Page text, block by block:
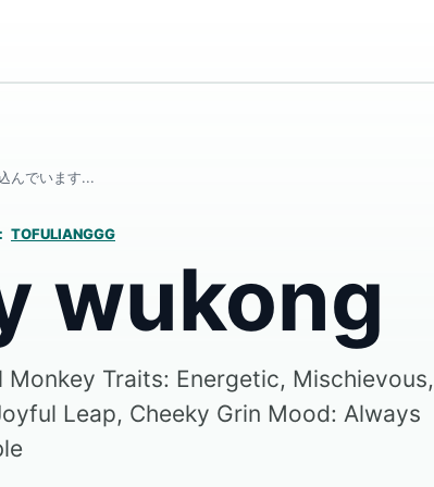
んでいます...
TOFULIANGGG
wukong
Monkey Traits: Energetic, Mischievous,
Leap, Cheeky Grin Mood: Always